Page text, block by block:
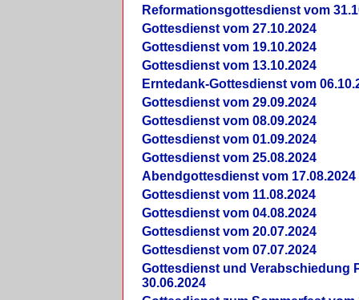
Reformationsgottesdienst vom
Gottesdienst vom 27.10.2024
Gottesdienst vom 19.10.2024
Gottesdienst vom 13.10.2024
Erntedank-Gottesdienst vom
Gottesdienst vom 29.09.2024
Gottesdienst vom 08.09.2024
Gottesdienst vom 01.09.2024
Gottesdienst vom 25.08.2024
Abendgottesdienst vom 17.08.2024
Gottesdienst vom 11.08.2024
Gottesdienst vom 04.08.2024
Gottesdienst vom 20.07.2024
Gottesdienst vom 07.07.2024
Gottesdienst und Verabschiedung
30.06.2024